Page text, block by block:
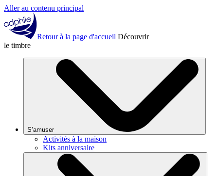
Aller au contenu principal
Retour à la page d'accueil Découvrir
le timbre
S’amuser
Activités à la maison
Kits anniversaire